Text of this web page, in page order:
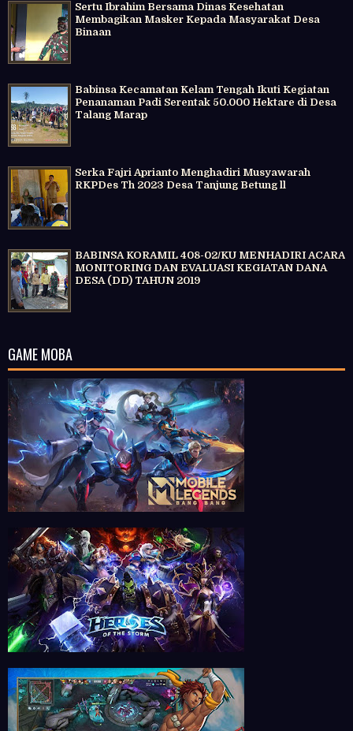
Sertu Ibrahim Bersama Dinas Kesehatan
Membagikan Masker Kepada Masyarakat Desa
Binaan
Babinsa Kecamatan Kelam Tengah Ikuti Kegiatan
Penanaman Padi Serentak 50.000 Hektare di Desa
Talang Marap
Serka Fajri Aprianto Menghadiri Musyawarah
RKPDes Th 2023 Desa Tanjung Betung ll
BABINSA KORAMIL 408-02/KU MENHADIRI ACARA
MONITORING DAN EVALUASI KEGIATAN DANA
DESA (DD) TAHUN 2019
GAME MOBA